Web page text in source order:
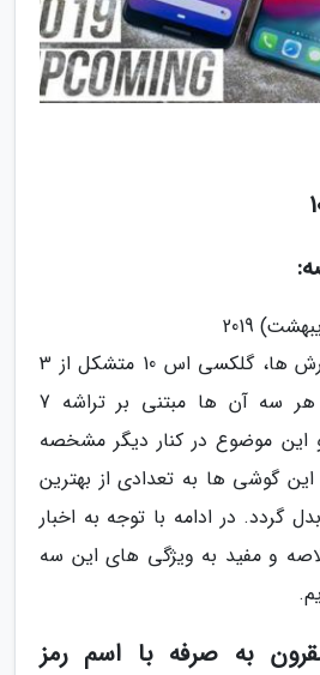
2019
طبق انواع و اقسام گزارش ها، گلکسی اس 10 متشکل از 3
مدل مختلف است و هر سه آن ها مبتنی بر تراشه 7
این موضوع در کنار دیگر مشخصه
گوشی ها به تعدادی از بهترین
گوشی های سال 2019 بدل گردد. در ادامه با توجه به اخبار
و مفید به ویژگی های این سه
اس 10 مقرون به صرفه با اسم رمز